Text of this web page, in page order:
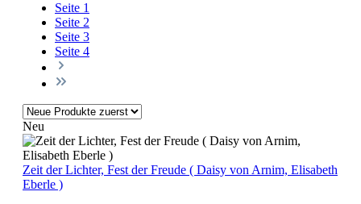
Seite 1
Seite 2
Seite 3
Seite 4
Neu
Zeit der Lichter, Fest der Freude ( Daisy von Arnim, Elisabeth
Eberle )